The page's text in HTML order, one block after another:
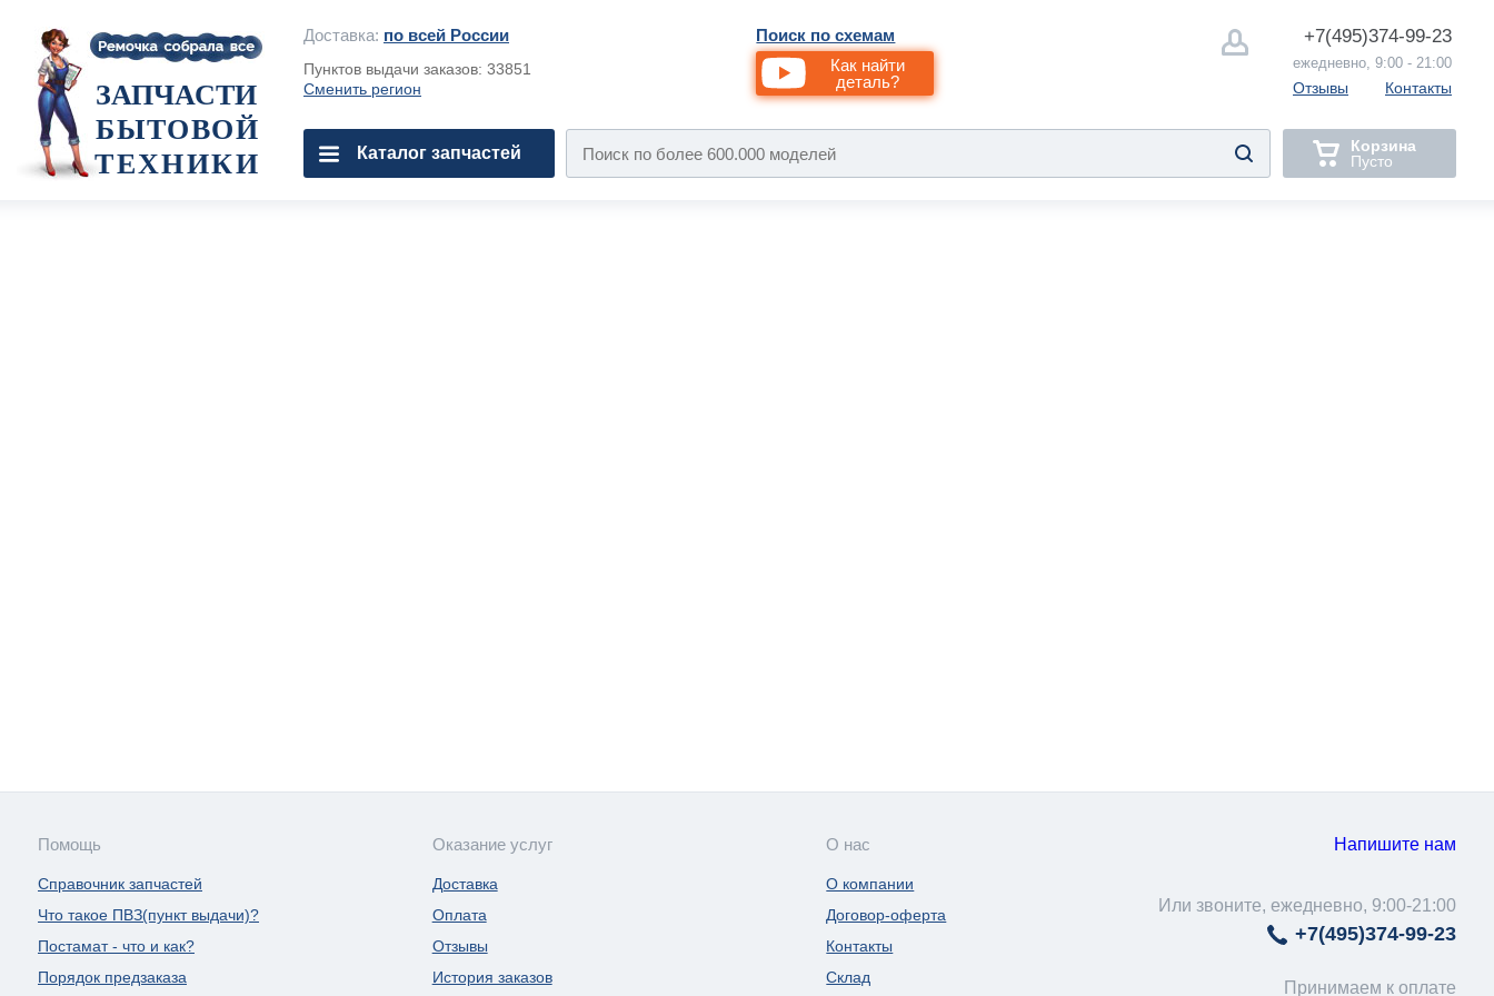
Доставка: по всей России
Пунктов выдачи заказов: 33851
Сменить регион
Поиск по схемам
Как найти
деталь?
+7(495)374-99-23
ежедневно, 9:00 - 21:00
Отзывы Контакты
ЗАПЧАСТИ
БЫТОВОЙ
ТЕХНИКИ
Каталог запчастей
Корзина
Пусто
Напишите нам
Или звоните, ежедневно, 9:00-21:00
+7(495)374-99-23
Принимаем к оплате
Помощь
Справочник запчастей
Что такое ПВЗ(пункт выдачи)?
Постамат - что и как?
Порядок предзаказа
Оказание услуг
Доставка
Оплата
Отзывы
История заказов
О нас
О компании
Договор-оферта
Контакты
Склад